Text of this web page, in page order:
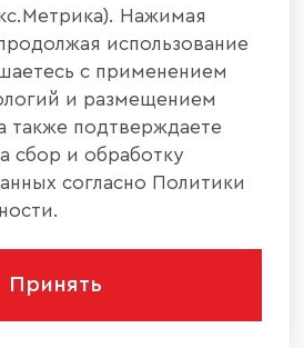
Нажимая
использование
с применением
и размещением
также подтверждаете
сбор и обработку
согласно Политики
Принять